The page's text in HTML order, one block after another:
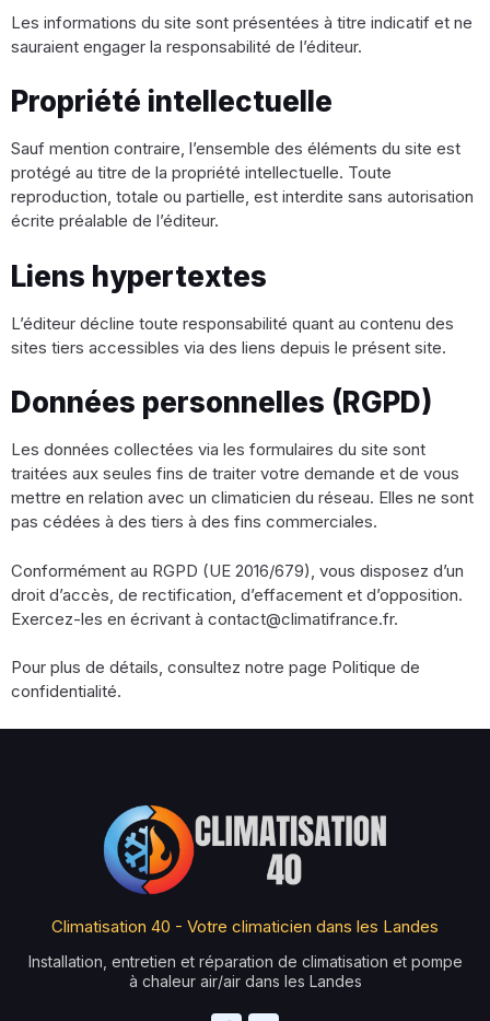
Les informations du site sont présentées à titre indicatif et ne
sauraient engager la responsabilité de l’éditeur.
Propriété intellectuelle
Sauf mention contraire, l’ensemble des éléments du site est
protégé au titre de la propriété intellectuelle. Toute
reproduction, totale ou partielle, est interdite sans autorisation
écrite préalable de l’éditeur.
Liens hypertextes
L’éditeur décline toute responsabilité quant au contenu des
sites tiers accessibles via des liens depuis le présent site.
Données personnelles (RGPD)
Les données collectées via les formulaires du site sont
traitées aux seules fins de traiter votre demande et de vous
mettre en relation avec un climaticien du réseau. Elles ne sont
pas cédées à des tiers à des fins commerciales.
Conformément au RGPD (UE 2016/679), vous disposez d’un
droit d’accès, de rectification, d’effacement et d’opposition.
Exercez-les en écrivant à contact@climatifrance.fr.
Pour plus de détails, consultez notre page Politique de
confidentialité.
Climatisation 40 - Votre climaticien dans les Landes
Installation, entretien et réparation de climatisation et pompe
à chaleur air/air dans les Landes